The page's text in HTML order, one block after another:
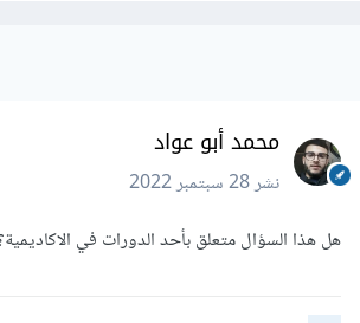
محمد أبو عواد
نشر28 سبتمبر 2022
هل هذا السؤال متعلق بأحد الدورات في الاكاديمية؟